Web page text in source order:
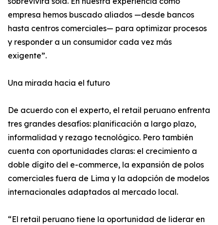
empresa hemos buscado aliados —desde bancos
hasta centros comerciales— para optimizar procesos
y responder a un consumidor cada vez más
exigente”.
Una mirada hacia el futuro
De acuerdo con el experto, el retail peruano enfrenta
tres grandes desafíos: planificación a largo plazo,
informalidad y rezago tecnológico. Pero también
cuenta con oportunidades claras: el crecimiento a
doble dígito del e-commerce, la expansión de polos
comerciales fuera de Lima y la adopción de modelos
internacionales adaptados al mercado local.
“El retail peruano tiene la oportunidad de liderar en